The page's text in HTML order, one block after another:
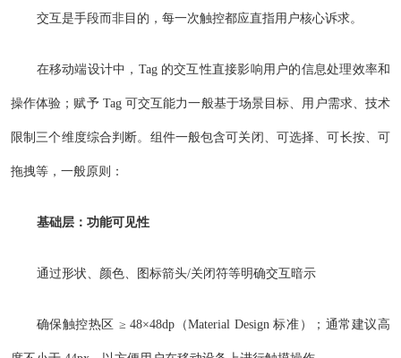
交互是手段而非目的，每一次触控都应直指用户核心诉求。
在移动端设计中，Tag 的交互性直接影响用户的信息处理效率和
操作体验；赋予 Tag 可交互能力一般基于场景目标、用户需求、技术
限制三个维度综合判断。组件一般包含可关闭、可选择、可长按、可
拖拽等，一般原则：
基础层：功能可见性
通过形状、颜色、图标箭头/关闭符等明确交互暗示
确保触控热区 ≥ 48×48dp（Material Design 标准）；通常建议高